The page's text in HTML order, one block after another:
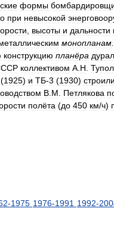
формы
при невысокой
высоты и дальности
монопланам
конструкцию планёра
коллективом А Н
(1925) и ТБ-3 (1930)
В М Петлякова
полёта (до 450 км/ч)
-1975 1976-1991 1992-